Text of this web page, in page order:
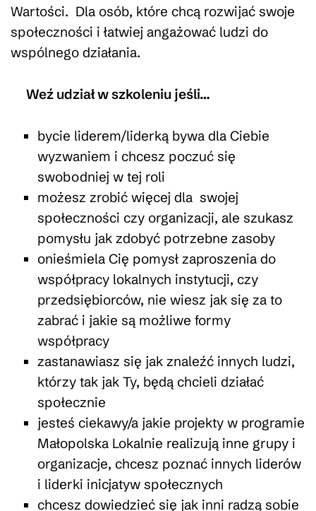
Wartości. Dla osób, które chcą rozwijać swoje
społeczności i łatwiej angażować ludzi do
wspólnego działania.
Weź udział w szkoleniu jeśli…
bycie liderem/liderką bywa dla Ciebie
wyzwaniem i chcesz poczuć się
swobodniej w tej roli
możesz zrobić więcej dla swojej
społeczności czy organizacji, ale szukasz
pomysłu jak zdobyć potrzebne zasoby
onieśmiela Cię pomysł zaproszenia do
współpracy lokalnych instytucji, czy
przedsiębiorców, nie wiesz jak się za to
zabrać i jakie są możliwe formy
współpracy
zastanawiasz się jak znaleźć innych ludzi,
którzy tak jak Ty, będą chcieli działać
społecznie
jesteś ciekawy/a jakie projekty w programie
Małopolska Lokalnie realizują inne grupy i
organizacje, chcesz poznać innych liderów
i liderki inicjatyw społecznych
chcesz dowiedzieć się jak inni radzą sobie